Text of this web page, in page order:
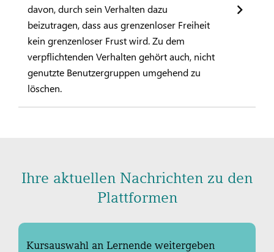
davon, durch sein Verhalten dazu
beizutragen, dass aus grenzenloser Freiheit
kein grenzenloser Frust wird. Zu dem
verpflichtenden Verhalten gehört auch, nicht
genutzte Benutzergruppen umgehend zu
löschen.
Ihre aktuellen Nachrichten zu den
Plattformen
Kursauswahl an Lernende weitergeben